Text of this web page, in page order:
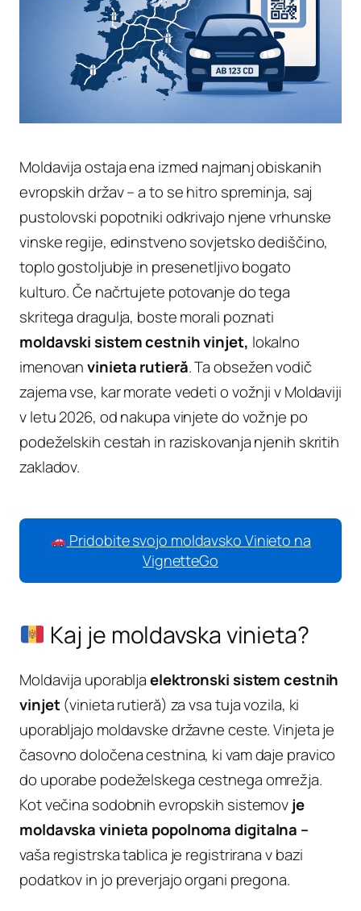
Moldavija ostaja ena izmed najmanj obiskanih
evropskih držav – a to se hitro spreminja, saj
pustolovski popotniki odkrivajo njene vrhunske
vinske regije, edinstveno sovjetsko dediščino,
toplo gostoljubje in presenetljivo bogato
kulturo. Če načrtujete potovanje do tega
skritega dragulja, boste morali poznati
moldavski sistem cestnih vinjet, lokalno
imenovanvinieta rutieră. Ta obsežen vodič
zajema vse, kar morate vedeti o vožnji v Moldaviji
v letu 2026, od nakupa vinjete do vožnje po
podeželskih cestah in raziskovanja njenih skritih
zakladov.
Pridobite svojo moldavsko Vinieto na
VignetteGo
Kaj je moldavska vinieta?
Moldavija uporabljaelektronski sistem cestnih
vinjet(vinieta rutieră) za vsa tuja vozila, ki
uporabljajo moldavske državne ceste. Vinjeta je
časovno določena cestnina, ki vam daje pravico
do uporabe podeželskega cestnega omrežja.
Kot večina sodobnih evropskih sistemovje
moldavska vinieta popolnoma digitalna –
vaša registrska tablica je registrirana v bazi
podatkov in jo preverjajo organi pregona.